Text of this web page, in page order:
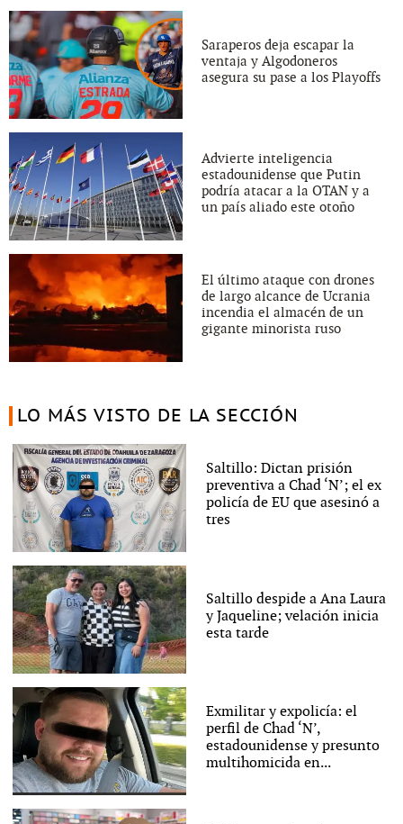
Saraperos deja escapar la
ventaja y Algodoneros
asegura su pase a los Playoffs
Advierte inteligencia
estadounidense que Putin
podría atacar a la OTAN y a
un país aliado este otoño
El último ataque con drones
de largo alcance de Ucrania
incendia el almacén de un
gigante minorista ruso
LO MÁS VISTO DE LA SECCIÓN
Saltillo: Dictan prisión
preventiva a Chad ‘N’; el ex
policía de EU que asesinó a
tres
Saltillo despide a Ana Laura
y Jaqueline; velación inicia
esta tarde
Exmilitar y expolicía: el
perfil de Chad ‘N’,
estadounidense y presunto
multihomicida en...